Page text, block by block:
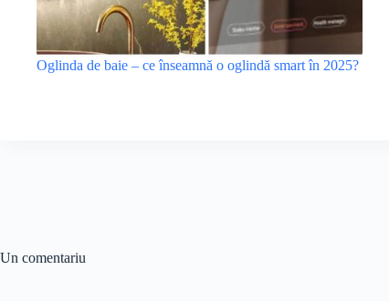
Oglinda de baie – ce înseamnă o oglindă smart în 2025?
Un comentariu